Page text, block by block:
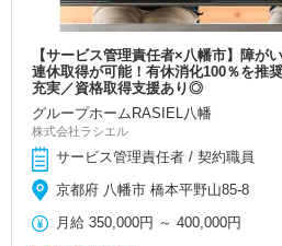
【サービス管理責任者×八幡市】障が
連休取得が可能！有休消化100％を推
充実／資格取得支援あり◎
グループホームRASIEL八幡
株式会社ラシエル
サービス管理責任者 / 契約職員
京都府 八幡市 橋本平野山85-8
月給 350,000円 ～400,000円